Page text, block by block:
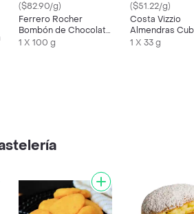
($82.90/g)
Ferrero Rocher
Bombón de Chocolate
y Avellana
1 X 100 g
($51.22/g)
Costa Vizzio
Almendras
de Chocolate
1 X 33 g